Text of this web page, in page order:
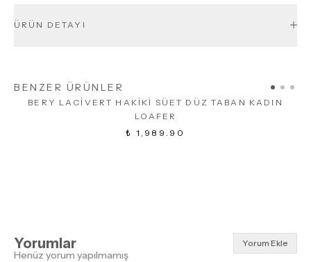
ÜRÜN DETAYI
BENZER ÜRÜNLER
BERY LACİVERT HAKİKİ SÜET DÜZ TABAN KADIN
LOAFER
₺ 1,989.90
Yorumlar Yorum Ekle
Henüz yorum yapılmamış